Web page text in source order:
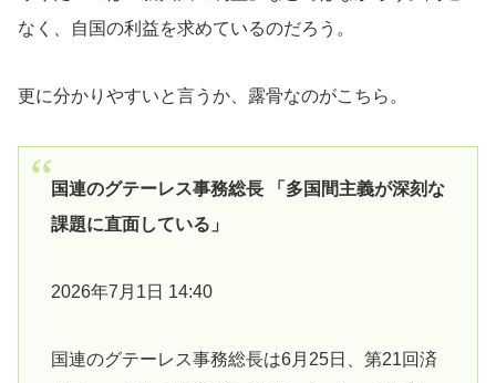
なく、自国の利益を求めているのだろう。
更に分かりやすいと言うか、露骨なのがこちら。
国連のグテーレス事務総長 「多国間主義が深刻な
課題に直面している」
2026年7月1日 14:40
国連のグテーレス事務総長は6月25日、第21回済